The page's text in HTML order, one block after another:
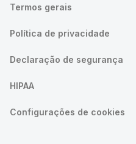
Termos gerais
Política de privacidade
Declaração de segurança
HIPAA
Configurações de cookies